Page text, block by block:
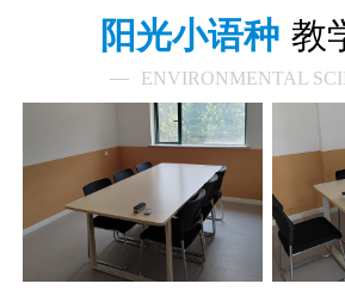
阳光小语种 教
ENVIRONMENTAL